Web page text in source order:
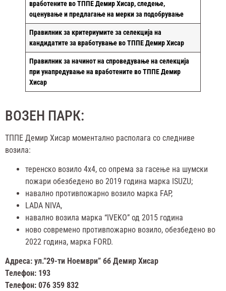
вработените во ТППЕ Демир Хисар, следење,
оценување и предлагање на мерки за подобрување
Правилник за критериумите за селекција на
кандидатите за вработување во ТППЕ Демир Хисар
Правилник за начинот на спроведување на селекција
при унапредување на вработените во ТППЕ Демир
Хисар
ВОЗЕН ПАРК:
ТППЕ Демир Хисар моментално располага со следниве
возила:
теренско возило 4х4, со опрема за гасење на шумски
пожари обезбедено во 2019 година марка ISUZU;
навално противпожарно возило марка FAP,
LADA NIVA,
навално возила марка “IVEKO” од 2015 година
ново современо противпожарно возило, обезбедено во
2022 година, марка FORD.
Адреса: ул.”29-ти Ноември” бб Демир Хисар
Телефон: 193
Телефон: 076 359 832